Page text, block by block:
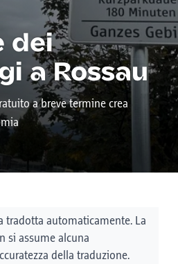
dei
a Rossau
a breve termine crea
tradotta automaticamente. La
si assume alcuna
della traduzione.